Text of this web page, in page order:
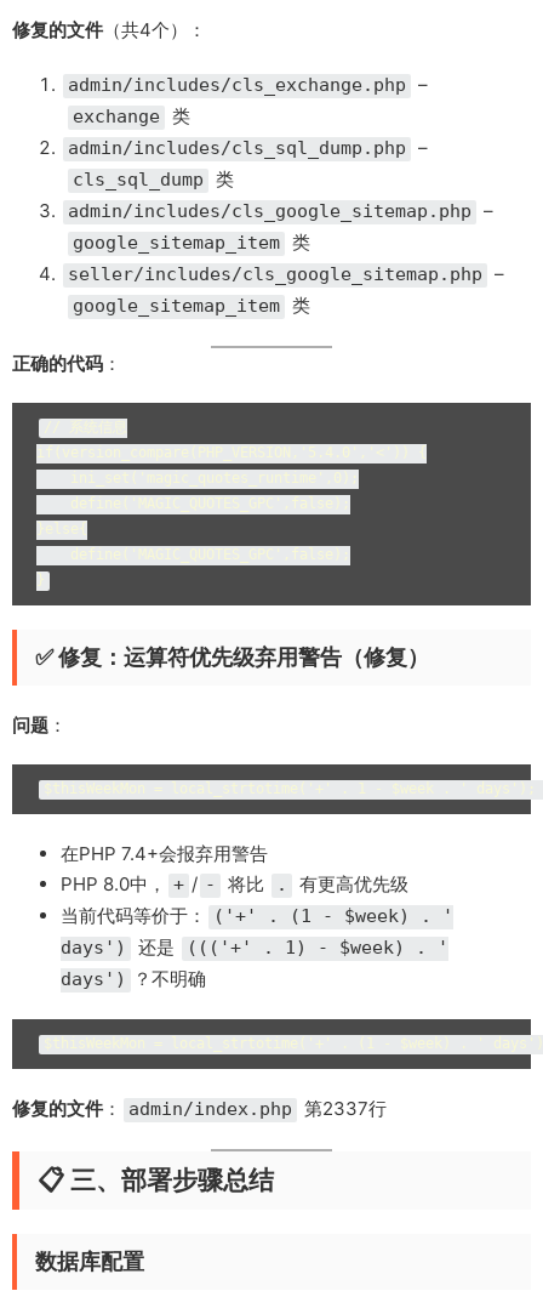
修复的文件 （共4个）：
admin/includes/cls_exchange.php –
exchange 类
admin/includes/cls_sql_dump.php –
cls_sql_dump 类
admin/includes/cls_google_sitemap.php –
google_sitemap_item 类
seller/includes/cls_google_sitemap.php –
google_sitemap_item 类
正确的代码 ：
if(version_compare(PHP_VERSION,'5.4.0','<')) {
    ini_set('magic_quotes_runtime',0);
    define('MAGIC_QUOTES_GPC',false);
}else{
    define('MAGIC_QUOTES_GPC',false);
✅ 修复：运算符优先级弃用警告（修复）
问题 ：
$thisWeekMon = local_strtotime('+' . 1 - $week . ' days');
在PHP 7.4+会报弃用警告
PHP 8.0中，
+ / - 将比 .
有更高优先级
当前代码等价于：
('+' . (1 - $week) . '
days')
还是
((('+' . 1) - $week) . '
days')
？不明确
$thisWeekMon = local_strtotime('+' . (1 - $week) . ' days');
修复的文件 ： admin/index.php 第2337行
📋 三、部署步骤总结
数据库配置